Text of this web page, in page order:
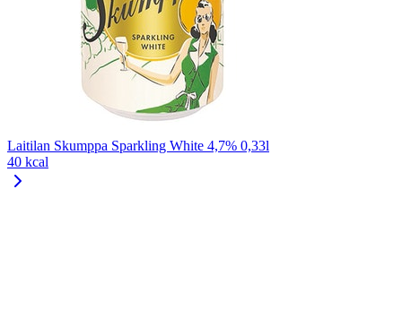
Laitilan Skumppa Sparkling White 4,7% 0,33l
40 kcal